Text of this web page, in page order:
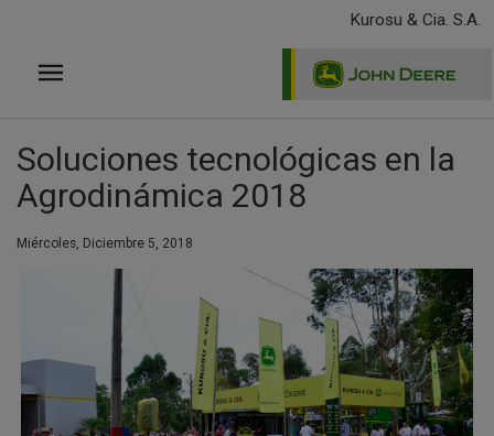
principal
Kurosu & Cia. S.A.
Soluciones tecnológicas en la
Agrodinámica 2018
Miércoles, Diciembre 5, 2018